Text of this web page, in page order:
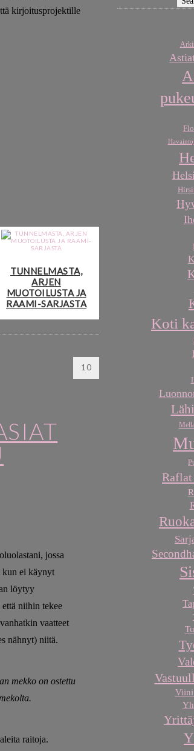
kirjoitusprojektille
TUNNELMASTA,
ARJEN
MUOTOILUSTA JA
RAAMI-SARJASTA
10
jossa
kun ei käynyt
löytyy
niihin tekee
vaatteet
nähnyt) niitä.
mekko on ostettu
raitoja.
Koti